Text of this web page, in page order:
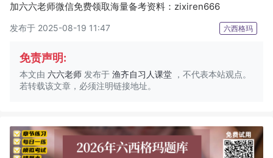
加六六老师微信免费领取海量备考资料：zixiren666
发布于 2025-08-19 11:47 六西格玛
免责声明:
本文由 六六老师 发布于 渔齐自习人课堂 ，不代表本站观点。
若转载该文章，必须注明链接地址。